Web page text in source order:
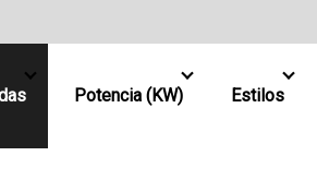
Potencia (KW) Estilos